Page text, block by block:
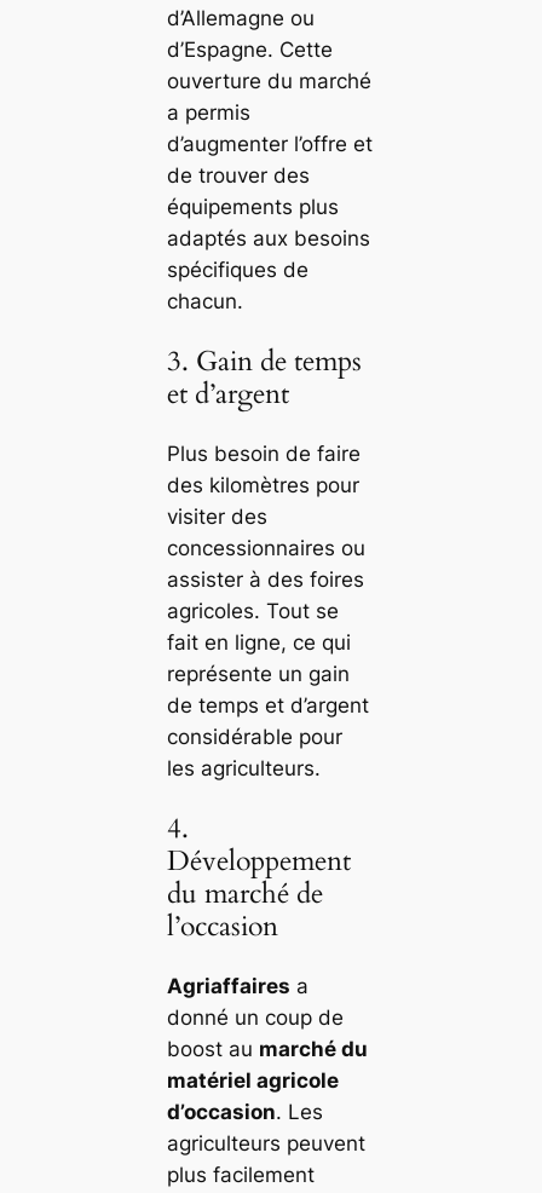
d’Allemagne ou
d’Espagne. Cette
ouverture du marché
a permis
d’augmenter l’offre et
de trouver des
équipements plus
adaptés aux besoins
spécifiques de
chacun.
3. Gain de temps
et d’argent
Plus besoin de faire
des kilomètres pour
visiter des
concessionnaires ou
assister à des foires
agricoles. Tout se
fait en ligne, ce qui
représente un gain
de temps et d’argent
considérable pour
les agriculteurs.
4.
Développement
du marché de
l’occasion
Agriaffaires a
donné un coup de
boost au marché du
matériel agricole
d’occasion. Les
agriculteurs peuvent
plus facilement